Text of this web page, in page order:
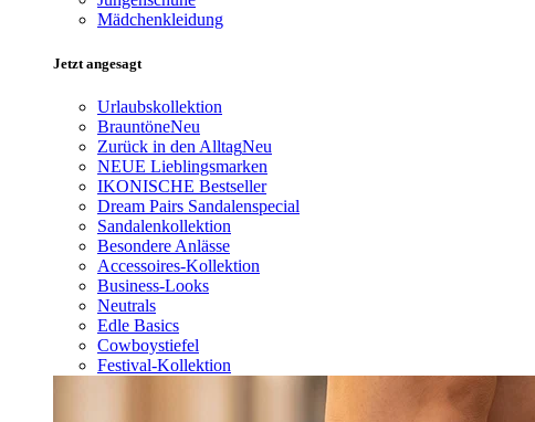
Mädchenkleidung
Jetzt angesagt
Urlaubskollektion
BrauntöneNeu
Zurück in den AlltagNeu
NEUE Lieblingsmarken
IKONISCHE Bestseller
Dream Pairs Sandalenspecial
Sandalenkollektion
Besondere Anlässe
Accessoires-Kollektion
Business-Looks
Neutrals
Edle Basics
Cowboystiefel
Festival-Kollektion